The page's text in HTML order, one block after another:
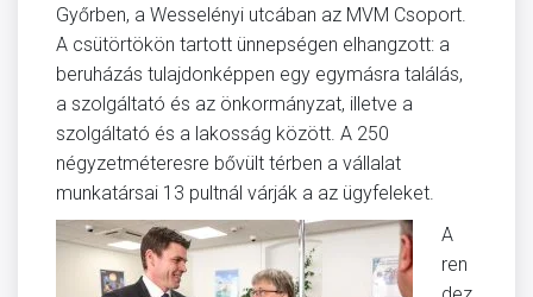
Győrben, a Wesselényi utcában az MVM Csoport.
A csütörtökön tartott ünnepségen elhangzott: a
beruházás tulajdonképpen egy egymásra találás,
a szolgáltató és az önkormányzat, illetve a
szolgáltató és a lakosság között. A 250
négyzetméteresre bővült térben a vállalat
munkatársai 13 pultnál várják a az ügyfeleket.
A
ren